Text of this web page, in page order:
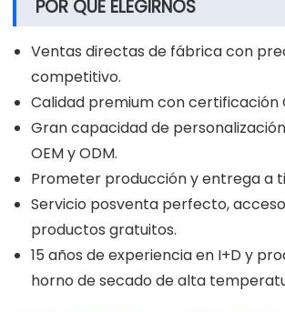
POR QUÉ ELEGIRNOS
Ventas directas de fábrica con
competitivo.
Calidad premium con certificación
Gran capacidad de
OEM y ODM.
Prometer producción y entrega a
Servicio posventa perfecto,
productos gratuitos.
15 años de experiencia en I+D y
horno de secado de alta